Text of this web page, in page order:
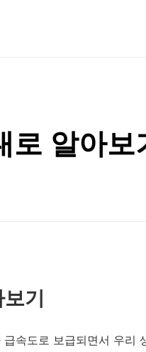
로 알아보
기
속도로 보급되면서 우리